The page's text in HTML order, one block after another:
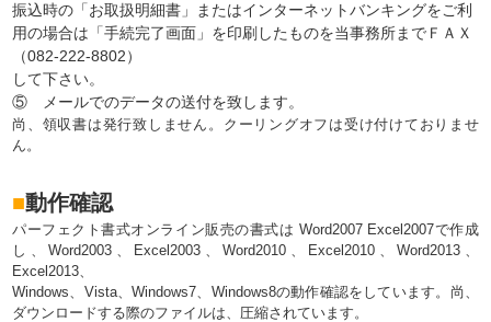
振込時の「お取扱明細書」またはインターネットバンキングをご利
用の場合は「手続完了画面」を印刷したものを当事務所までＦＡＸ
（082-222-8802）
して下さい。
⑤ メールでのデータの送付を致します。
尚、領収書は発行致しません。クーリングオフは受け付けておりませ
ん。
■動作確認
パーフェクト書式オンライン販売の書式は Word2007 Excel2007で作成
し、Word2003、Excel2003、Word2010、Excel2010、Word2013、
Excel2013、
Windows、Vista、Windows7、Windows8の動作確認をしています。尚、
ダウンロードする際のファイルは、圧縮されています。